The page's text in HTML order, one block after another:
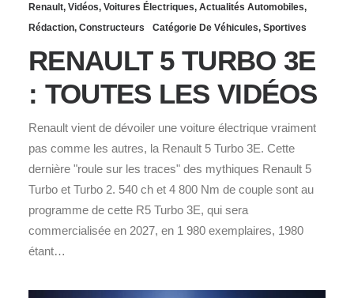
Renault, Vidéos, Voitures Électriques, Actualités Automobiles,
Rédaction, Constructeurs Catégorie De Véhicules, Sportives
RENAULT 5 TURBO 3E
: TOUTES LES VIDÉOS
Renault vient de dévoiler une voiture électrique vraiment
pas comme les autres, la Renault 5 Turbo 3E. Cette
dernière "roule sur les traces" des mythiques Renault 5
Turbo et Turbo 2. 540 ch et 4 800 Nm de couple sont au
programme de cette R5 Turbo 3E, qui sera
commercialisée en 2027, en 1 980 exemplaires, 1980
étant…